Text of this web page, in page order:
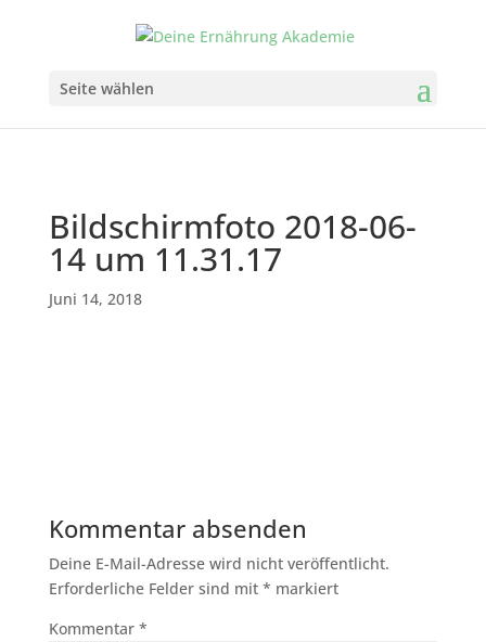
Seite wählen
Bildschirmfoto 2018-06-
14 um 11.31.17
Juni 14, 2018
Kommentar absenden
Deine E-Mail-Adresse wird nicht veröffentlicht.
Erforderliche Felder sind mit * markiert
Kommentar *